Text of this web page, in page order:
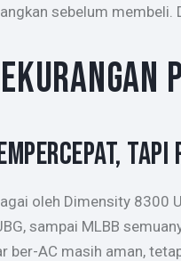
sebelum
TAPI
oleh Dimensity 8300
sampai MLBB
ber-AC masih aman,